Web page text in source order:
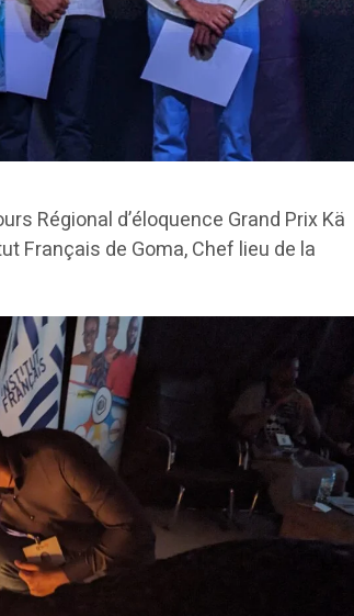
Régional d’éloquence Grand Prix Kä
Français de Goma, Chef lieu de la